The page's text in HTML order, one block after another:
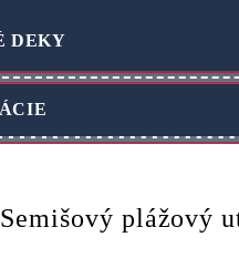
DEKY
Semišový plážový